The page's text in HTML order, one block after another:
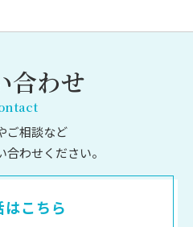
合わせ
ご相談など
合わせください。
はこちら